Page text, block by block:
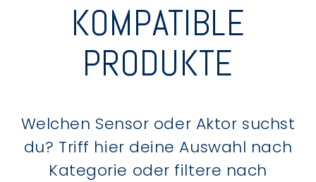
KOMPATIBLE
PRODUKTE
Welchen Sensor oder Aktor suchst
du? Triff hier deine Auswahl nach
Kategorie oder filtere nach